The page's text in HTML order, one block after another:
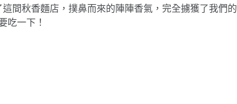
間秋香麵店，撲鼻而來的陣陣香氣，完全擄獲了我們的
吃一下！